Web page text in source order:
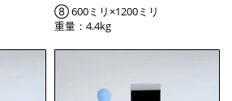
⑧ 600ミリ×1200ミリ
重量：4.4kg